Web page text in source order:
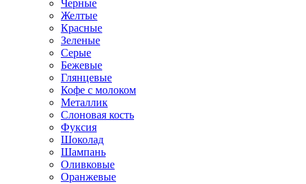
Черные
Желтые
Красные
Зеленые
Серые
Бежевые
Глянцевые
Кофе с молоком
Металлик
Слоновая кость
Фуксия
Шоколад
Шампань
Оливковые
Оранжевые